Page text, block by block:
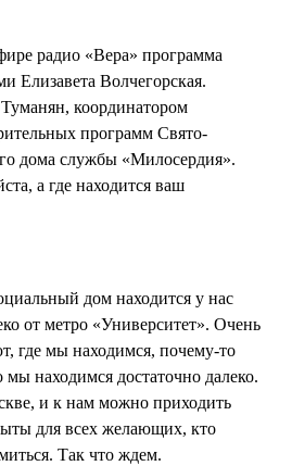
радио «Вера» программа
Елизавета Волчегорская.
координатором
программ Свято-
дома службы «Милосердия».
а где находится ваш
дом находится у нас
от метро «Университет». Очень
где мы находимся, почему-то
находимся достаточно далеко.
и к нам можно приходить
для всех желающих, кто
Так что ждем.